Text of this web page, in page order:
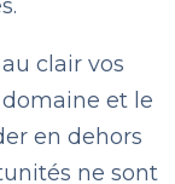
clair vos
et le
en dehors
ne sont